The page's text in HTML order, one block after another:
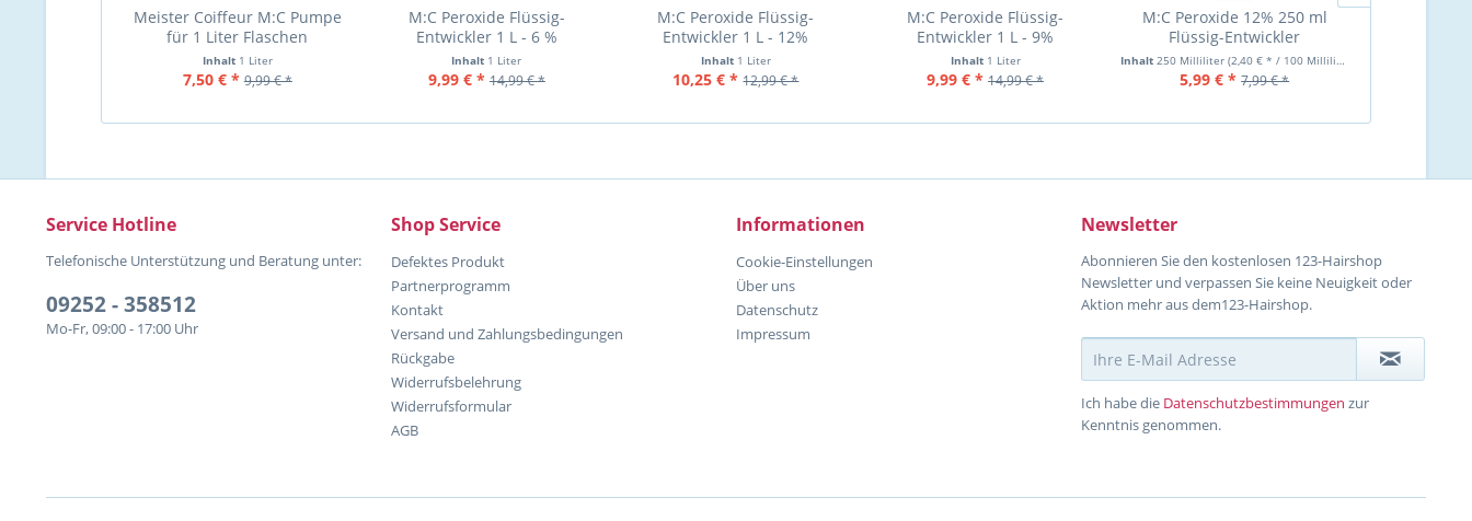
Meister Coiffeur M:C Pumpe
für 1 Liter Flaschen
Inhalt 1 Liter
7,50 € * 9,99 € *
M:C Peroxide Flüssig-
Entwickler 1 L - 6 %
Inhalt 1 Liter
9,99 € * 14,99 € *
M:C Peroxide Flüssig-
Entwickler 1 L - 12%
Inhalt 1 Liter
10,25 € * 12,99 € *
M:C Peroxide Flüssig-
Entwickler 1 L - 9%
Inhalt 1 Liter
9,99 € * 14,99 € *
M:C Peroxide 12% 250 ml
Flüssig-Entwickler
Inhalt250 Milliliter(2,40 € * / 100 Milliliter)
5,99 € * 7,99 € *
Service Hotline
Telefonische Unterstützung und Beratung unter:
09252 - 358512
Mo-Fr, 09:00 - 17:00 Uhr
Shop Service
Defektes Produkt
Partnerprogramm
Kontakt
Versand und Zahlungsbedingungen
Rückgabe
Widerrufsbelehrung
Widerrufsformular
AGB
Informationen
Cookie-Einstellungen
Über uns
Datenschutz
Impressum
Newsletter
Abonnieren Sie den kostenlosen 123-Hairshop
Newsletter und verpassen Sie keine Neuigkeit oder
Aktion mehr aus dem123-Hairshop.
Ich habe die Datenschutzbestimmungen zur
Kenntnis genommen.